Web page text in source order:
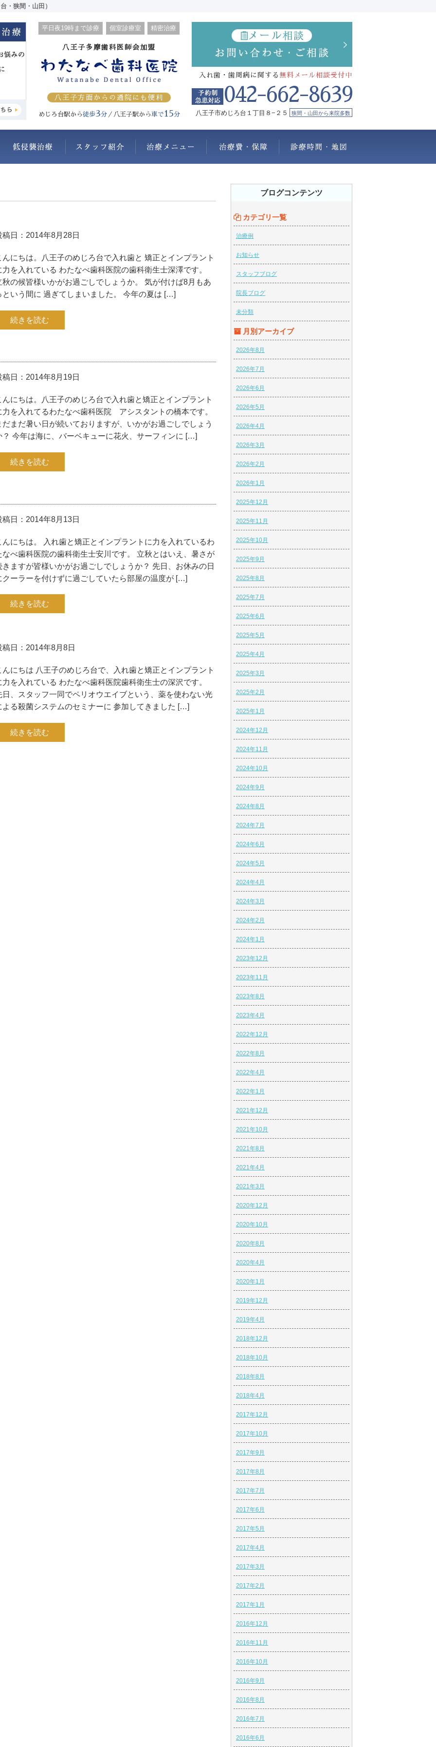
・狭間・山田）
平日夜19時まで診療 個室診療室 精密治療
八王子多摩歯科医師会加盟
八王子方面からの通院にも便利
めじろ台駅から徒歩3分／八王子駅から車で15分
入れ歯・歯周病に関する 無料メール相談受付中
042-662-8639
八王子市めじろ台１丁目８−２５ 狭間・山田から来院多数
わたなべ歯科医院について抜かない・削らない スタッフ紹介 治療メニュー 治療費・保証
稿日：2014年8月28日
んにちは。八王子のめじろ台で入れ歯と 矯正とインプラント
力を入れている わたなべ歯科医院の歯科衛生士深澤です。
秋の候皆様いかがお過ごしでしょうか。 気が付けば8月もあ
という間に 過ぎてしまいました。 今年の夏は […]
続きを読む
稿日：2014年8月19日
んにちは。八王子のめじろ台で入れ歯と矯正とインプラント
力を入れてるわたなべ歯科医院 アシスタントの橋本です。
だまだ暑い日が続いておりますが、いかがお過ごしでしょう
？ 今年は海に、バーベキューに花火、サーフィンに […]
続きを読む
稿日：2014年8月13日
んにちは。 入れ歯と矯正とインプラントに力を入れているわ
なべ歯科医院の歯科衛生士安川です。 立秋とはいえ、暑さが
きますが皆様いかがお過ごしでしょうか？ 先日、お休みの日
クーラーを付けずに過ごしていたら部屋の温度が […]
続きを読む
稿日：2014年8月8日
んにちは 八王子のめじろ台で、入れ歯と矯正とインプラント
力を入れている わたなべ歯科医院歯科衛生士の深沢です。
日、スタッフ一同でペリオウエイブという、薬を使わない光
よる殺菌システムのセミナーに 参加してきました […]
続きを読む
ブログコンテンツ
カテゴリ一覧
治療例
お知らせ
スタッフブログ
院長ブログ
未分類
月別アーカイブ
2026年8月
2026年7月
2026年6月
2026年5月
2026年4月
2026年3月
2026年2月
2026年1月
2025年12月
2025年11月
2025年10月
2025年9月
2025年8月
2025年7月
2025年6月
2025年5月
2025年4月
2025年3月
2025年2月
2025年1月
2024年12月
2024年11月
2024年10月
2024年9月
2024年8月
2024年7月
2024年6月
2024年5月
2024年4月
2024年3月
2024年2月
2024年1月
2023年12月
2023年11月
2023年8月
2023年4月
2022年12月
2022年8月
2022年4月
2022年1月
2021年12月
2021年10月
2021年8月
2021年4月
2021年3月
2020年12月
2020年10月
2020年8月
2020年4月
2020年1月
2019年12月
2019年4月
2018年12月
2018年10月
2018年8月
2018年4月
2017年12月
2017年10月
2017年9月
2017年8月
2017年7月
2017年6月
2017年5月
2017年4月
2017年3月
2017年2月
2017年1月
2016年12月
2016年11月
2016年10月
2016年9月
2016年8月
2016年7月
2016年6月